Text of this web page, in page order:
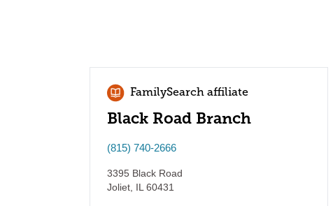
FamilySearch affiliate
Black Road Branch
(815) 740-2666
3395 Black Road
Joliet IL 60431